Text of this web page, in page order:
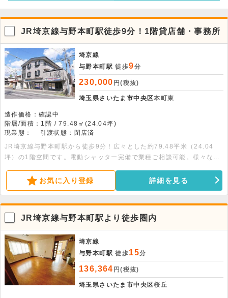
JR埼京線与野本町駅徒歩9分！1階貸店舗・事務所
埼京線
与野本町駅 徒歩9分
230,000 円(税抜)
埼玉県さいたま市中央区本町東
造作価格：確認中
階層/面積：1階 / 79.48㎡(24.04坪)
現業態：
引渡状態：閉店済
JR埼京線与野本町駅から徒歩9分！広々とした約79.48平米（24.04
坪）の1階空間です。電動シャッター完備で業種ご相談可能。様々な事
お気に入り登録 詳細を見る
JR埼京線与野本町駅より徒歩圏内
埼京線
与野本町駅 徒歩15分
136,364 円(税抜)
埼玉県さいたま市中央区桜丘